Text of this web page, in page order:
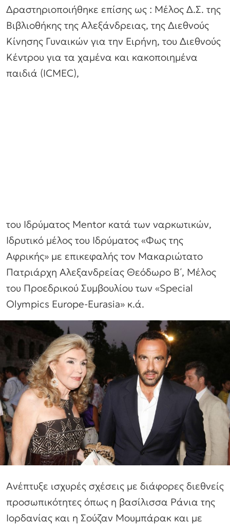
Δραστηριοποιήθηκε επίσης ως : Μέλος Δ.Σ. της
Βιβλιοθήκης της Αλεξάνδρειας, της Διεθνούς
Κίνησης Γυναικών για την Ειρήνη, του Διεθνούς
Κέντρου για τα χαμένα και κακοποιημένα
παιδιά (ICMEC),
του Ιδρύματος Mentor κατά των ναρκωτικών,
Ιδρυτικό μέλος του Ιδρύματος «Φως της
Αφρικής» με επικεφαλής τον Μακαριώτατο
Πατριάρχη Αλεξανδρείας Θεόδωρο Β΄, Μέλος
του Προεδρικού Συμβουλίου των «Special
Olympics Europe-Eurasia» κ.ά.
Ανέπτυξε ισχυρές σχέσεις με διάφορες διεθνείς
προσωπικότητες όπως η βασίλισσα Ράνια της
Ιορδανίας και η Σούζαν Μουμπάρακ και με